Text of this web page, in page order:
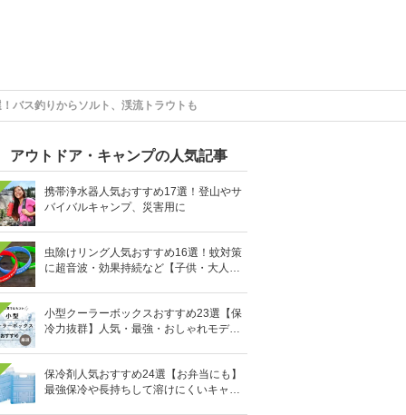
バス釣りからソルト、渓流トラウトも
アウトドア・キャンプの人気記事
携帯浄水器人気おすすめ17選！登山やサ
バイバルキャンプ、災害用に
虫除けリング人気おすすめ16選！蚊対策
に超音波・効果持続など【子供・大人用
小型クーラーボックスおすすめ23選【保
冷力抜群】人気・最強・おしゃれモデル
保冷剤人気おすすめ24選【お弁当にも】
最強保冷や長持ちして溶けにくいキャン